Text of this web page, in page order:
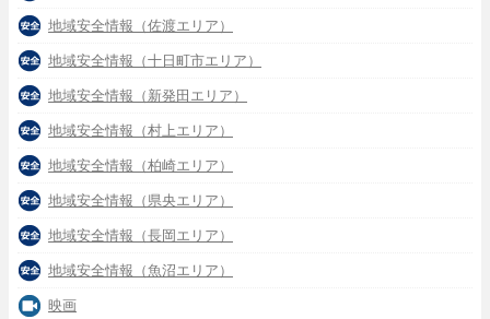
地域安全情報（佐渡エリア）
地域安全情報（十日町市エリア）
地域安全情報（新発田エリア）
地域安全情報（村上エリア）
地域安全情報（柏崎エリア）
地域安全情報（県央エリア）
地域安全情報（長岡エリア）
地域安全情報（魚沼エリア）
映画